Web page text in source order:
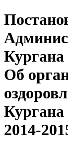
Кургана
Об
2014-